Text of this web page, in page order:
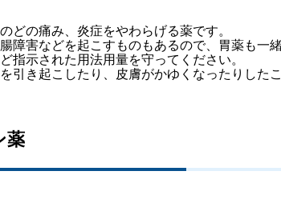
どの痛み、炎症をやわらげる薬です。
障害などを起こすものもあるので、胃薬も一
指示された用法用量を守ってください。
引き起こしたり、皮膚がかゆくなったりし
薬